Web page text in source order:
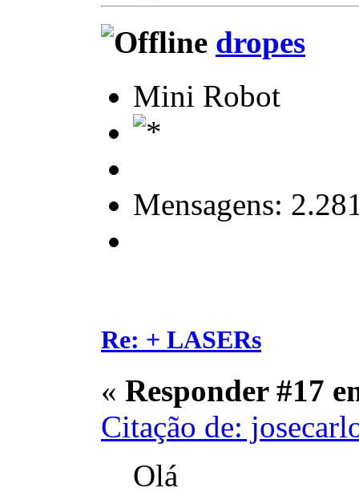
dropes
Mini Robot
Mensagens:
Re: + LASERs
« Responder #17
Citação de:
Olá